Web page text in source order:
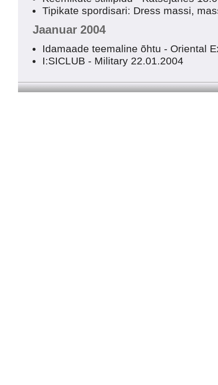
Tipikate spordisari: Dress massi,
Jaanuar 2004
Idamaade teemaline õhtu - Oriental
I:SICLUB - Military 22.01.2004